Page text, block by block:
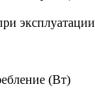
эксплуатации
(Вт)